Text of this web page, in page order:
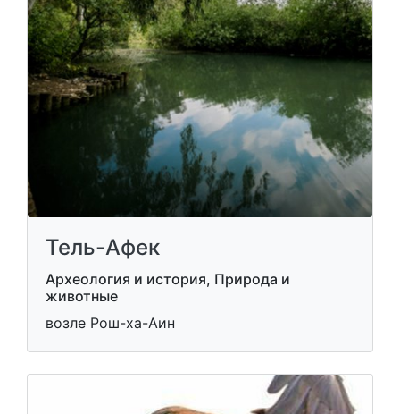
Тель-Афек
Археология и история, Природа и
животные
возле Рош-ха-Аин